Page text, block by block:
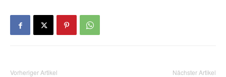
Vorheriger Artikel Nächster Artikel